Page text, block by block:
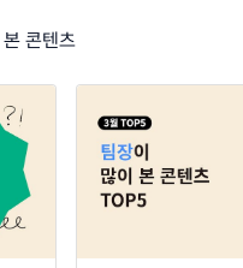
콘텐츠